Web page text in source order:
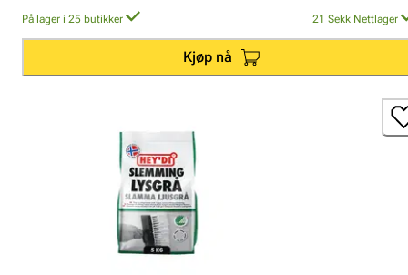
På lager i 25 butikker 21 Sekk Nettlager
Kjøp nå